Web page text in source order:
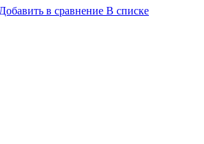
Добавить в сравнение В списке